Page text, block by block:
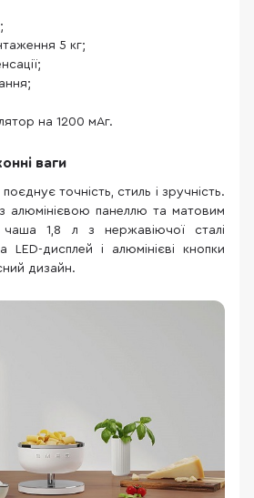
5 кг;
на 1200 мАг.
ваги
точність, стиль і зручність.
алюмінієвою панеллю та матовим
чаша 1,8 л з нержавіючої сталі
дисплей і алюмінієві кнопки
дизайн.